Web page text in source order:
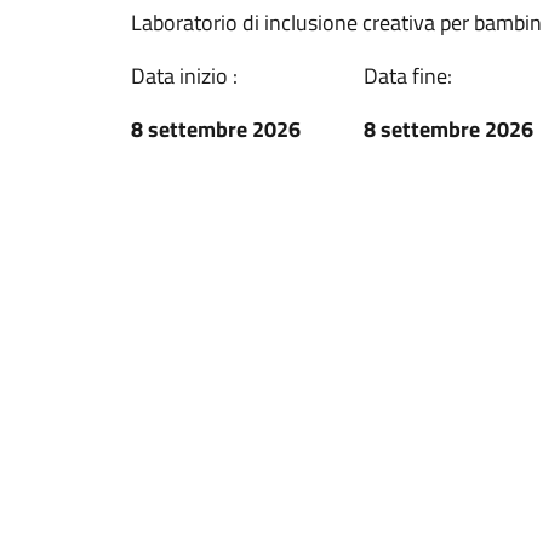
Laboratorio di inclusione creativa per
Data inizio :
8 settembre 2026
Data fine:
8 settembre 2026